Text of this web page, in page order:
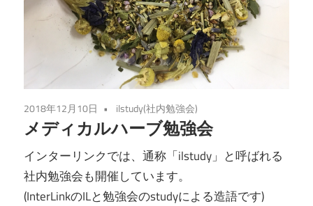
2018年12月10日 ilstudy(社内勉強会)
メディカルハーブ勉強会
インターリンクでは、通称「ilstudy」と呼ばれる
社内勉強会も開催しています。
(InterLinkのILと勉強会のstudyによる造語です)